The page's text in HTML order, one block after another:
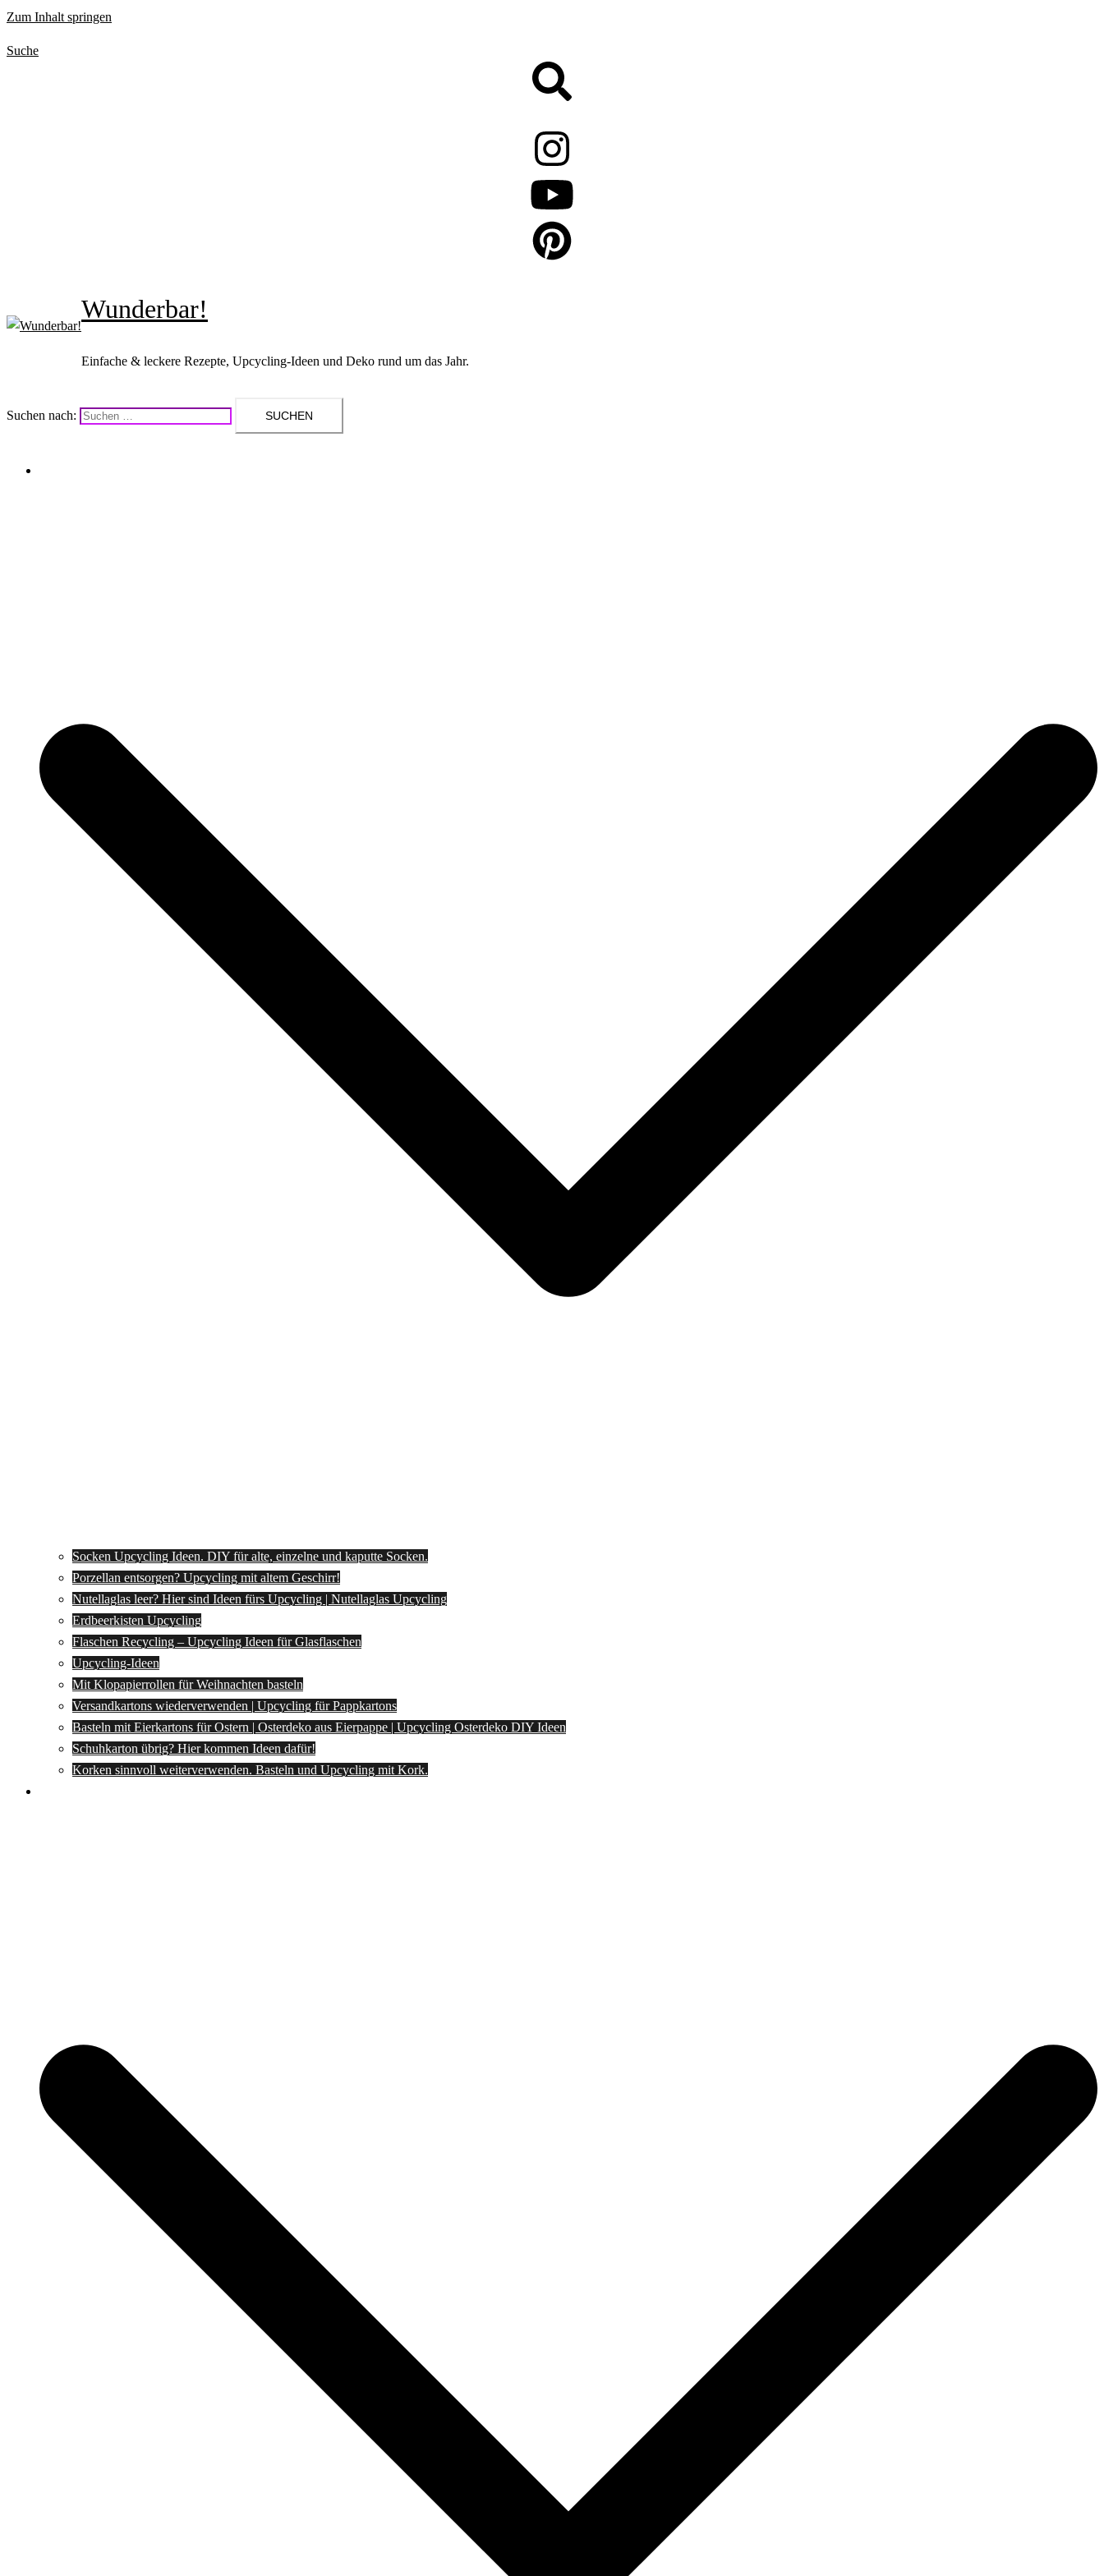
Zum Inhalt springen
Suche
Wunderbar!
Einfache & leckere Rezepte, Upcycling-Ideen und Deko rund um das Jahr.
Suchen nach:
Socken Upcycling Ideen. DIY für alte, einzelne und kaputte Socken.
Porzellan entsorgen? Upcycling mit altem Geschirr!
Nutellaglas leer? Hier sind Ideen fürs Upcycling | Nutellaglas Upcycling
Erdbeerkisten Upcycling
Flaschen Recycling – Upcycling Ideen für Glasflaschen
Upcycling-Ideen
Mit Klopapierrollen für Weihnachten basteln
Versandkartons wiederverwenden | Upcycling für Pappkartons
Basteln mit Eierkartons für Ostern | Osterdeko aus Eierpappe | Upcycling Osterdeko DIY Ideen
Schuhkarton übrig? Hier kommen Ideen dafür!
Korken sinnvoll weiterverwenden. Basteln und Upcycling mit Kork.